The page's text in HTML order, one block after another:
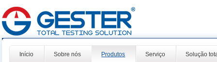
Início Sobre nós Produtos Serviço Solução